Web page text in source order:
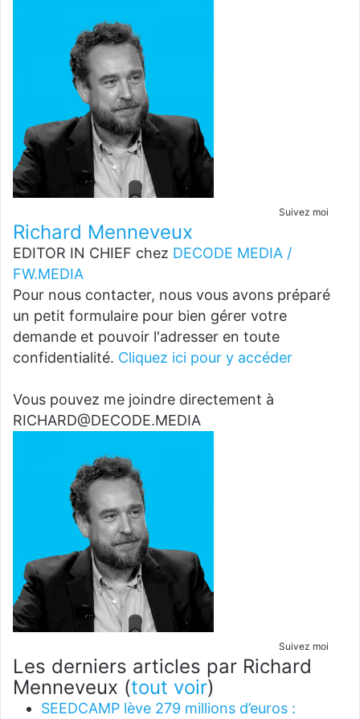
Suivez moi
Richard Menneveux
EDITOR IN CHIEF chez DECODE MEDIA /
FW.MEDIA
Pour nous contacter, nous vous avons préparé
un petit formulaire pour bien gérer votre
demande et pouvoir l'adresser en toute
confidentialité. Cliquez ici pour y accéder
Vous pouvez me joindre directement à
RICHARD@DECODE.MEDIA
Suivez moi
Les derniers articles par Richard
Menneveux (tout voir)
SEEDCAMP lève 279 millions d’euros :